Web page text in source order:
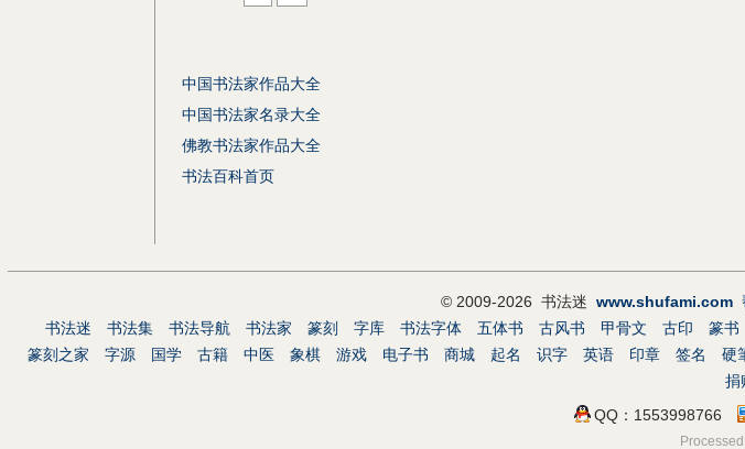
中国书法家作品大全
中国书法家名录大全
佛教书法家作品大全
书法百科首页
© 2009-2026 书法迷 www.shufami.com
书法迷
书法集 书法导航 书法家 篆刻 字库 书法字体 五体书 古风书 甲骨文 古印 篆书
篆刻之家
字源 国学 古籍 中医 象棋 游戏 电子书 商城 起名 识字 英语 印章 签名 硬
捐
QQ：1553998766